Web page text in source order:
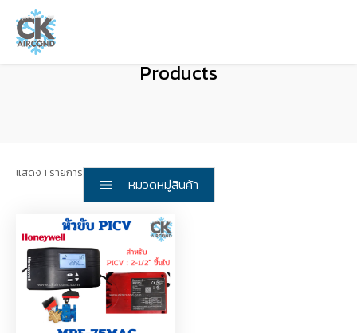
Products
แสดง 1 รายการ
หมวดหมู่สินค้า